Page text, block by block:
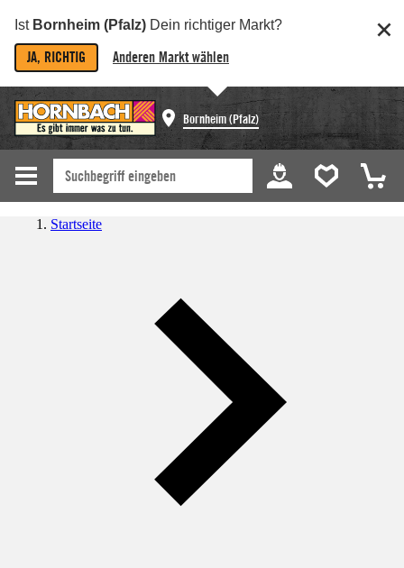
Ist Bornheim (Pfalz) Dein richtiger Markt?
JA, RICHTIG Anderen Markt wählen
Bornheim (Pfalz)
Startseite